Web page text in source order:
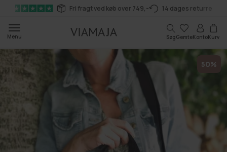
Gå til
indhold
Fri fragt ved køb over 749,- 14 dages returret
Menu SøgGemteKonto
Kurv
Kurv
50%